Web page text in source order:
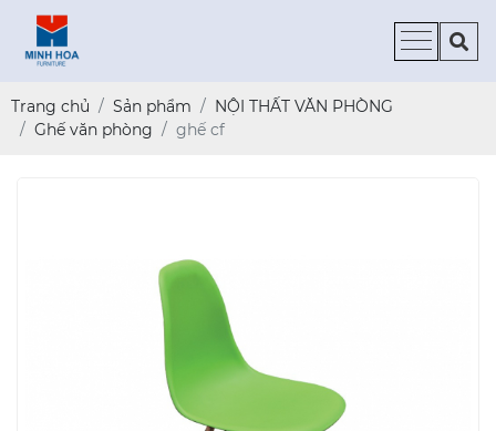
Trang chủ Sản phẩm
NỘI THẤT VĂN PHÒNG
Ghế văn phòng
ghế cf